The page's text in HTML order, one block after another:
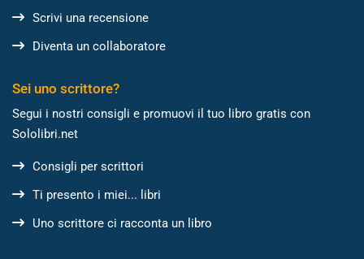
Scrivi una recensione
Diventa un collaboratore
Sei uno scrittore?
Segui i nostri consigli e promuovi il tuo libro gratis con
Sololibri.net
Consigli per scrittori
Ti presento i miei... libri
Uno scrittore ci racconta un libro